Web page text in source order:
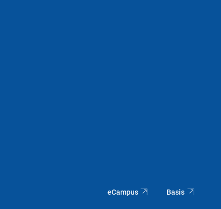
eCampus Basis